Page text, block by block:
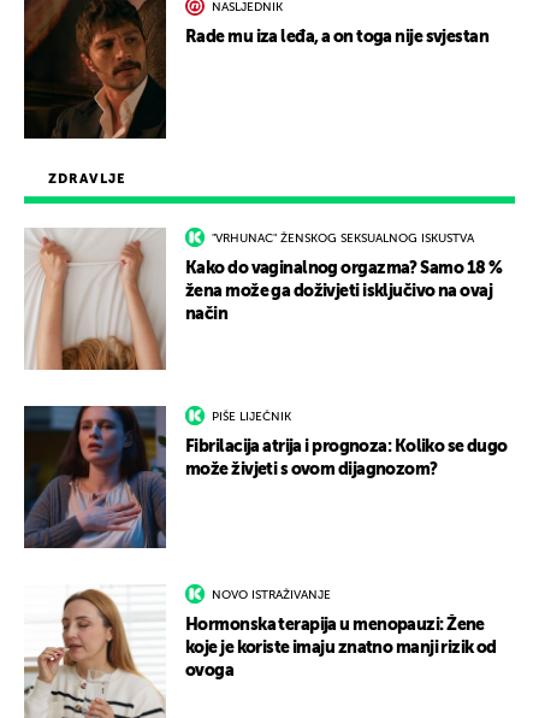
ZDRAVLJE
"VRHUNAC" ŽENSKOG SEKSUALNOG ISKUSTVA
Kako do vaginalnog orgazma? Samo 18 %
žena može ga doživjeti isključivo na ovaj
način
PIŠE LIJEČNIK
Fibrilacija atrija i prognoza: Koliko se dugo
može živjeti s ovom dijagnozom?
NOVO ISTRAŽIVANJE
Hormonska terapija u menopauzi: Žene
koje je koriste imaju znatno manji rizik od
ovoga
NASLJEDNIK
Rade mu iza leđa, a on toga nije svjestan